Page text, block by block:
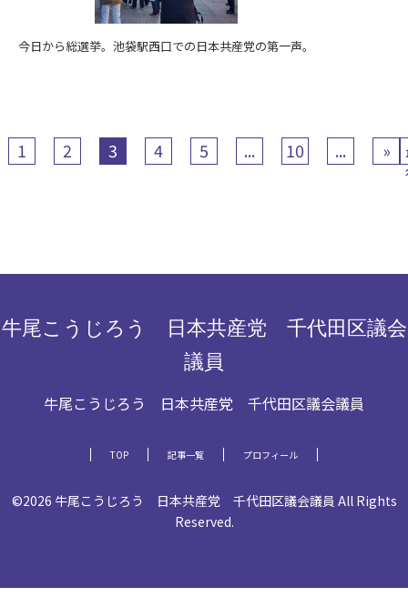
今日から総選挙。池袋駅西口での日本共産党の第一声。
1 2 3 4 5 ... 10 ... »
牛尾こうじろう 日本共産党 千代田区議会
議員
牛尾こうじろう 日本共産党 千代田区議会議員
TOP 記事一覧 プロフィール
©2026 牛尾こうじろう 日本共産党 千代田区議会議員 All Rights
Reserved.